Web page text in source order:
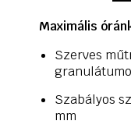
Maximális
Szerves
Szabályos
mm